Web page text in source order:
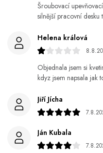
Šroubovací
silnější pracovní desku
Helena králová
Objednala jsem si
kdyz jsem napsala jak
Jiří Jícha
Ján Kubala